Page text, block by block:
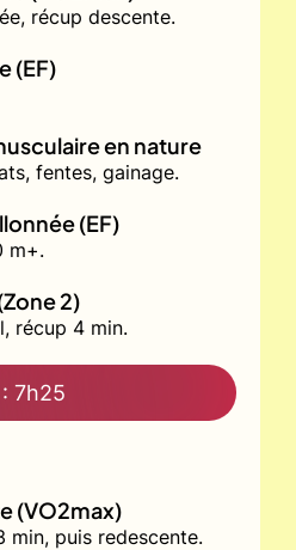
récup descente.
(EF)
en nature
fentes, gainage.
(EF)
m+.
2)
récup 4 min.
7h25
(VO2max)
min, puis redescente.